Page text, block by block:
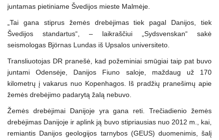
juntamas pietiniame Švedijos mieste Malmėje.
„Tai gana stiprus žemės drebėjimas tiek pagal Danijos, tiek
Švedijos standartus“, – laikraščiui „Sydsvenskan“ sakė
seismologas Björnas Lundas iš Upsalos universiteto.
Transliuotojas DR pranešė, kad požeminiai smūgiai taip pat buvo
juntami Odensėje, Danijos Fiuno saloje, maždaug už 170
kilometrų į vakarus nuo Kopenhagos. Iš pradžių pranešimų apie
žemės drebėjimo padarytą žalą nebuvo.
Žemės drebėjimai Danijoje yra gana reti. Trečiadienio žemės
drebėjimas Danijoje ir aplink ją buvo stipriausias nuo 2012 m., kai,
remiantis Danijos geologijos tarnybos (GEUS) duomenimis, šalį